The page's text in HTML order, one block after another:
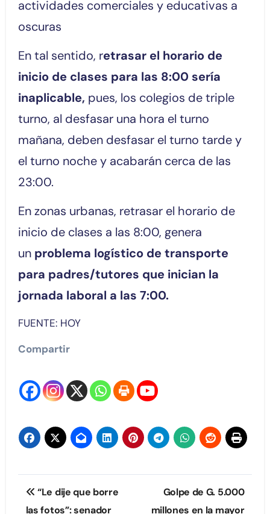
actividades comerciales y educativas a
oscuras
En tal sentido, retrasar el horario de
inicio de clases para las 8:00 sería
inaplicable, pues, los colegios de triple
turno, al desfasar una hora el turno
mañana, deben desfasar el turno tarde y
el turno noche y acabarán cerca de las
23:00.
En zonas urbanas, retrasar el horario de
inicio de clases a las 8:00, genera
unproblema logístico de transporte
para padres/tutores que inician la
jornada laboral a las 7:00.
FUENTE: HOY
Compartir
Navegación
“Le dije que borre
las fotos”: senador
Golpe de G. 5.000
millones en la mayor